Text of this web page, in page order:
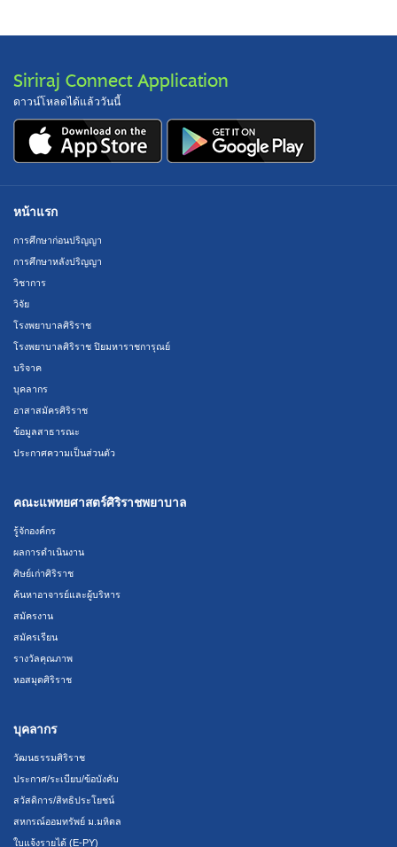
Siriraj Connect Application
ดาวน์โหลดได้แล้ววันนี้
หน้าแรก
การศึกษาก่อนปริญญา
การศึกษาหลังปริญญา
วิชาการ
วิจัย
โรงพยาบาลศิริราช
โรงพยาบาลศิริราช ปิยมหาราชการุณย์
บริจาค
บุคลากร
อาสาสมัครศิริราช
ข้อมูลสาธารณะ
ประกาศความเป็นส่วนตัว
คณะแพทยศาสตร์ศิริราชพยาบาล
รู้จักองค์กร
ผลการดำเนินงาน
ศิษย์เก่าศิริราช
ค้นหาอาจารย์และผู้บริหาร
สมัครงาน
สมัครเรียน
รางวัลคุณภาพ
หอสมุดศิริราช
บุคลากร
วัฒนธรรมศิริราช
ประกาศ/ระเบียบ/ข้อบังคับ
สวัสดิการ/สิทธิประโยชน์
สหกรณ์ออมทรัพย์ ม.มหิดล
ใบแจ้งรายได้ (E-PY)